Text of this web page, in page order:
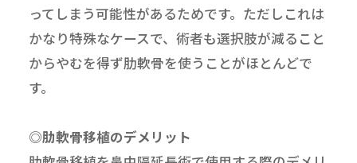
ってしまう可能性があるためです。ただしこれは
かなり特殊なケースで、術者も選択肢が減ること
からやむを得ず肋軟骨を使うことがほとんどで
す。
◎肋軟骨移植のデメリット